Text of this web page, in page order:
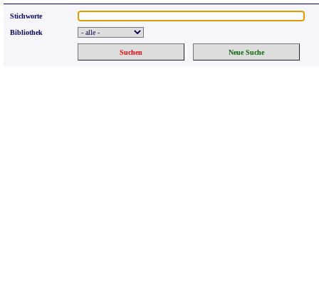
Stichworte
Bibliothek